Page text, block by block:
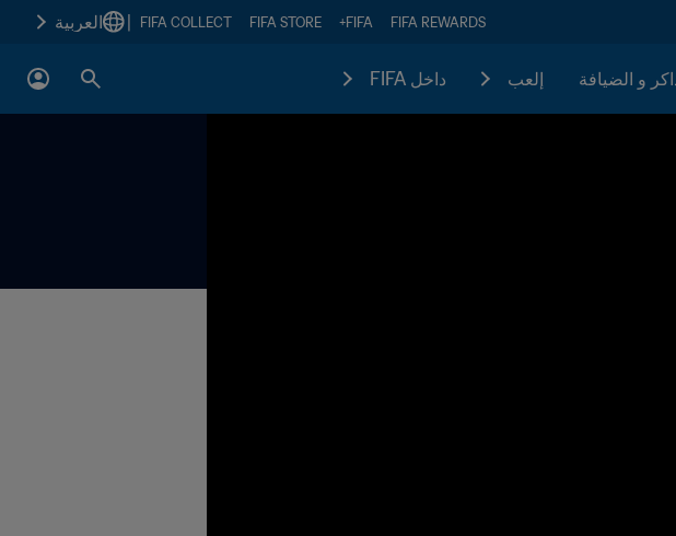
FIFA REWARDS
FIFA+
FIFA STORE
FIFA COLLECT العربية
و الضيافة إلعب داخل FIFA